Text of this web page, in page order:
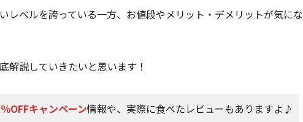
レベルを誇っている一方、お値段やメリット・デメリットが気にな
解説していきたいと思います！
OFFキャンペーン情報や、実際に食べたレビューもありますよ♪